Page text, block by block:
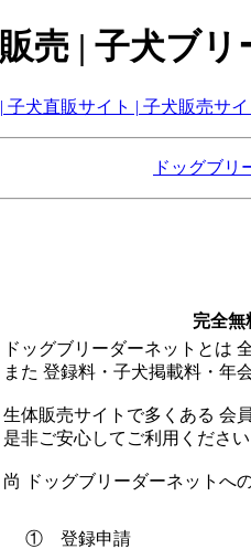
売 | 子犬ブ
ドッグブリ
完全無
ドッグブリーダーネットとは
また 登録料・子犬掲載料・年
生体販売サイトで多くある 会
是非ご安心してご利用くださ
尚 ドッグブリーダーネットへ
① 登録申請